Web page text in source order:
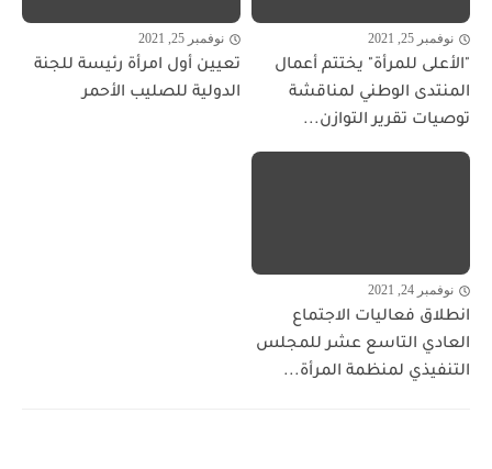
نوفمبر 25, 2021
"الأعلى للمرأة" يختتم أعمال
المنتدى الوطني لمناقشة
توصيات تقرير التوازن...
نوفمبر 25, 2021
تعيين أول امرأة رئيسة للجنة
الدولية للصليب الأحمر
نوفمبر 24, 2021
انطلاق فعاليات الاجتماع
العادي التاسع عشر للمجلس
التنفيذي لمنظمة المرأة...